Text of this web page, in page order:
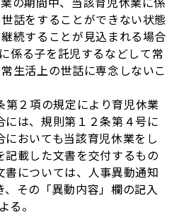
話をすることができない状態
続することが見込まれる場合
る子を託児するなどして常
生活上の世話に専念しないこ
第２項の規定により育児休業
には、規則第１２条第４号に
おいても当該育児休業をし
記載した文書を交付するもの
書については、人事異動通知
その「異動内容」欄の記入
る。